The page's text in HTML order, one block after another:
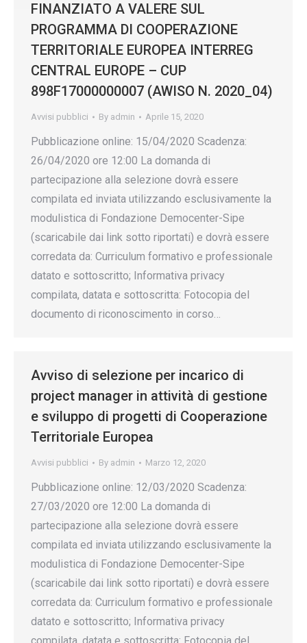
FINANZIATO A VALERE SUL
PROGRAMMA DI COOPERAZIONE
TERRITORIALE EUROPEA INTERREG
CENTRAL EUROPE – CUP
898F17000000007 (AWISO N. 2020_04)
Avvisi pubblici By admin Aprile 15, 2020
Pubblicazione online: 15/04/2020 Scadenza:
26/04/2020 ore 12:00 La domanda di
partecipazione alla selezione dovrà essere
compilata ed inviata utilizzando esclusivamente la
modulistica di Fondazione Democenter-Sipe
(scaricabile dai link sotto riportati) e dovrà essere
corredata da: Curriculum formativo e professionale
datato e sottoscritto; Informativa privacy
compilata, datata e sottoscritta: Fotocopia del
documento di riconoscimento in corso…
Avviso di selezione per incarico di
project manager in attività di gestione
e sviluppo di progetti di Cooperazione
Territoriale Europea
Avvisi pubblici By admin Marzo 12, 2020
Pubblicazione online: 12/03/2020 Scadenza:
27/03/2020 ore 12:00 La domanda di
partecipazione alla selezione dovrà essere
compilata ed inviata utilizzando esclusivamente la
modulistica di Fondazione Democenter-Sipe
(scaricabile dai link sotto riportati) e dovrà essere
corredata da: Curriculum formativo e professionale
datato e sottoscritto; Informativa privacy